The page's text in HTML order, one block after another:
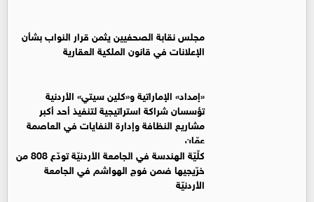
مجلس نقابة الصحفيين يثمن قرار النواب بشأن
الإعلانات في قانون الملكية العقارية
«إمداد» الإماراتية و«كلين سيتي» الأردنية
تؤسسان شراكة استراتيجية لتنفيذ أحد أكبر
مشاريع النظافة وإدارة النفايات في العاصمة
عمّان
كلّيّة الهندسة في الجامعة الأردنيّة تودّع 808 من
خرّيجيها ضمن فوج الهواشم في الجامعة
الأردنيّة